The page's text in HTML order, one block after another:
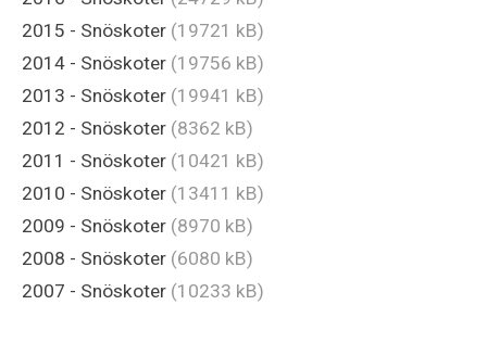
2015 - Snöskoter (19721 kB)
2014 - Snöskoter (19756 kB)
2013 - Snöskoter (19941 kB)
2012 - Snöskoter (8362 kB)
2011 - Snöskoter (10421 kB)
2010 - Snöskoter (13411 kB)
2009 - Snöskoter (8970 kB)
2008 - Snöskoter (6080 kB)
2007 - Snöskoter (10233 kB)